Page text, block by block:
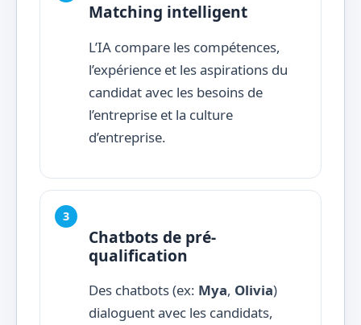
Matching intelligent
L’IA compare les compétences,
l’expérience et les aspirations du
candidat avec les besoins de
l’entreprise et la culture
d’entreprise.
Chatbots de pré-
qualification
Des chatbots (ex: Mya, Olivia)
dialoguent avec les candidats,